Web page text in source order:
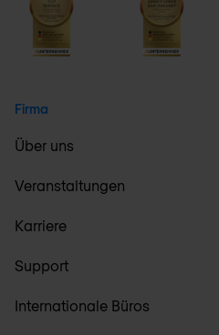
Firma
Über uns
Veranstaltungen
Karriere
Support
Internationale Büros